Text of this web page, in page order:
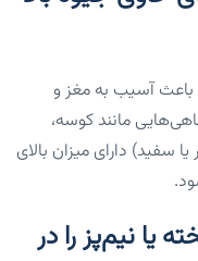
آسیب به مغز و
مانند کوسه،
سفید) دارای میزان بالای
یا نیم‌پز را در